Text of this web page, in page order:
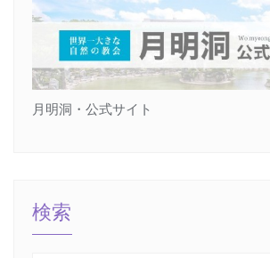
月明洞・公式サイト
検索